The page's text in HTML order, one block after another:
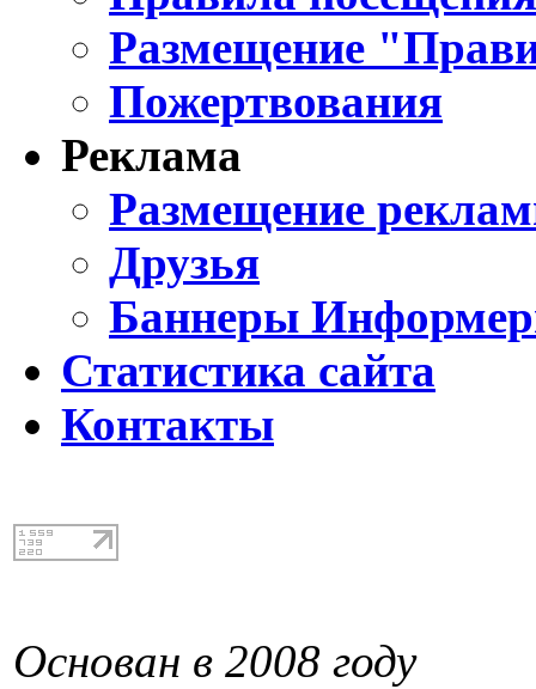
Размещение
Пожертвования
Реклама
Размещение
Друзья
Баннеры
Статистика сайта
Контакты
Основан в 2008 году